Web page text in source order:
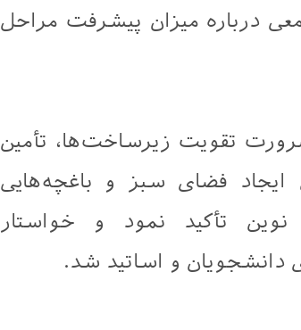
درباره میزان پیشرفت مراحل
تقویت زیرساخت‌ها، تأمین
ایجاد فضای سبز و باغچه‌هایی
نوین تأکید نمود و خواستار
و اساتید شد.